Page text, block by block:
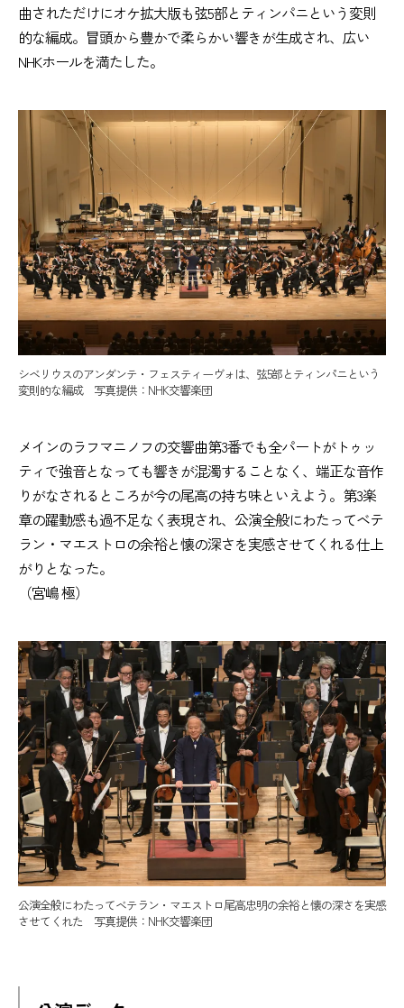
曲されただけにオケ拡大版も弦5部とティンパニという変則
的な編成。冒頭から豊かで柔らかい響きが生成され、広い
NHKホールを満たした。
シベリウスのアンダンテ・フェスティーヴォは、弦5部とティンパニという
変則的な編成 写真提供：NHK交響楽団
メインのラフマニノフの交響曲第3番でも全パートがトゥッ
ティで強音となっても響きが混濁することなく、端正な音作
りがなされるところが今の尾高の持ち味といえよう。第3楽
章の躍動感も過不足なく表現され、公演全般にわたってベテ
ラン・マエストロの余裕と懐の深さを実感させてくれる仕上
がりとなった。
（宮嶋 極）
公演全般にわたってベテラン・マエストロ尾高忠明の余裕と懐の深さを実感
させてくれた 写真提供：NHK交響楽団